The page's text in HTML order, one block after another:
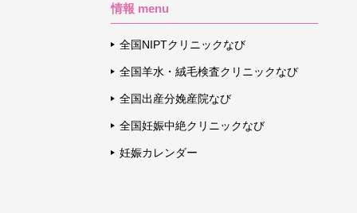
情報 menu
全国NIPTクリニックなび
全国羊水・絨毛検査クリニックなび
全国出産分娩産院なび
全国妊娠中絶クリニックなび
妊娠カレンダー